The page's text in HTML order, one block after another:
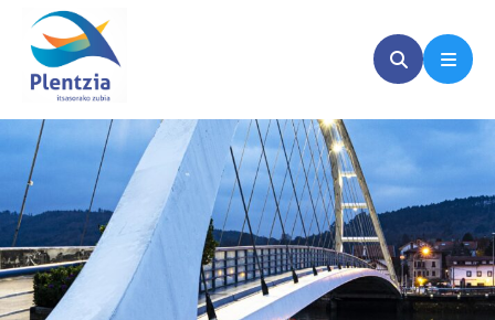
Passer
contenu
principal
Passer
latérale
principale